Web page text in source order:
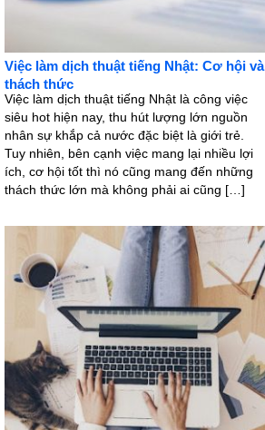
Việc làm dịch thuật tiếng Nhật: Cơ hội và
thách thức
Việc làm dịch thuật tiếng Nhật là công việc
siêu hot hiện nay, thu hút lượng lớn nguồn
nhân sự khắp cả nước đặc biệt là giới trẻ.
Tuy nhiên, bên cạnh việc mang lại nhiều lợi
ích, cơ hội tốt thì nó cũng mang đến những
thách thức lớn mà không phải ai cũng […]